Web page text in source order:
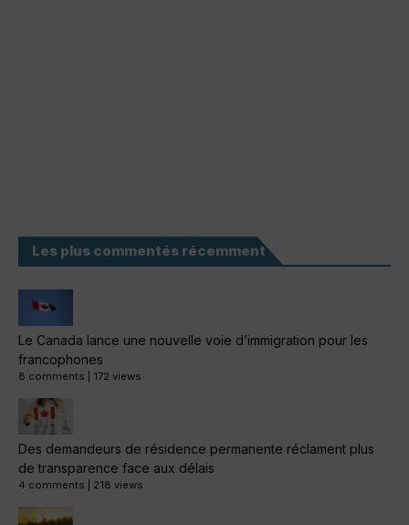
Les plus commentés récemment
Le Canada lance une nouvelle voie d’immigration pour les
francophones
8 comments 172 views
Des demandeurs de résidence permanente réclament plus
de transparence face aux délais
4 comments 218 views